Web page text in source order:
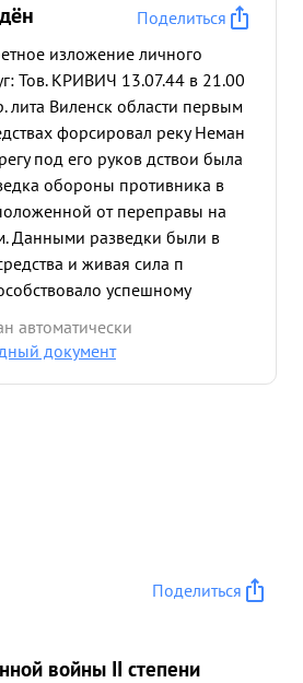
Поделиться
изложение личного
Тов. КРИВИЧ 13.07.44 в 21.00
лита Виленск области первым
форсировал реку Неман
под его руков дствои была
обороны противника в
от переправы на
Данными разведки были в
и живая сила п
успешному
подраз елениями полка. в
плацдарма тов. ривич
оборону захваченного
понес потери в живой силе до
автоматически
документ
Поделиться
войны II степени